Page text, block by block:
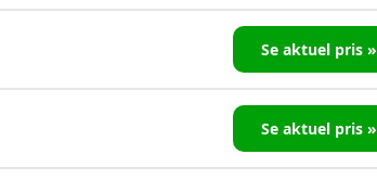
Se aktuel pris »
Se aktuel pris »